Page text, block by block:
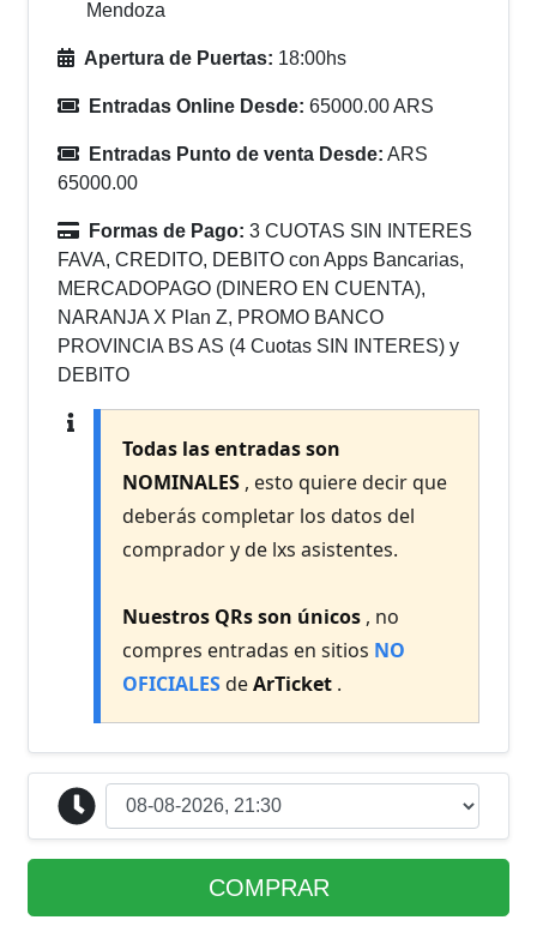
Mendoza
Apertura de Puertas: 18:00hs
Entradas Online Desde: 65000.00 ARS
Entradas Punto de venta Desde: ARS
65000.00
Formas de Pago: 3 CUOTAS SIN INTERES
FAVA, CREDITO, DEBITO con Apps Bancarias,
MERCADOPAGO (DINERO EN CUENTA),
NARANJA X Plan Z, PROMO BANCO
PROVINCIA BS AS (4 Cuotas SIN INTERES) y
DEBITO
Todas las entradas son
NOMINALES , esto quiere decir que
deberás completar los datos del
comprador y de lxs asistentes.
Nuestros QRs son únicos , no
compres entradas en sitios NO
OFICIALESdeArTicket .
COMPRAR